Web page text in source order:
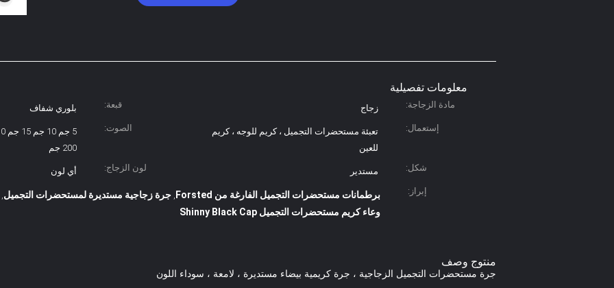
معلومات تفصيلية
مادة الزجاجة: زجاج قبعة:
بلوري شفاف
إستعمال:
تعبئة مستحضرات التجميل ، كريم للوجه ، كريم
للعين
الصوت:
200 جم
شكل:
مستدير لون الزجاج:
أي لون
إبراز:
برطمانات مستحضرات التجميل الفارغة من Forsted ,جرة زجاجية مستديرة لمستحضرات التجميل,
وعاء كريم مستحضرات التجميل Shinny Black Cap
منتوج وصف
جرة مستحضرات التجميل الزجاجية ، جرة كريمية بيضاء مستديرة ، لامعة ، سوداء اللون